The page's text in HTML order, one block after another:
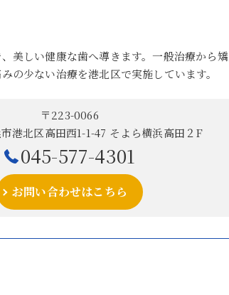
美しい健康な歯へ導きます。一般治療から
の少ない治療を港北区で実施しています。
〒223-0066
港北区高田西1-1-47 そよら横浜高田２F
045-577-4301
お問い合わせはこちら